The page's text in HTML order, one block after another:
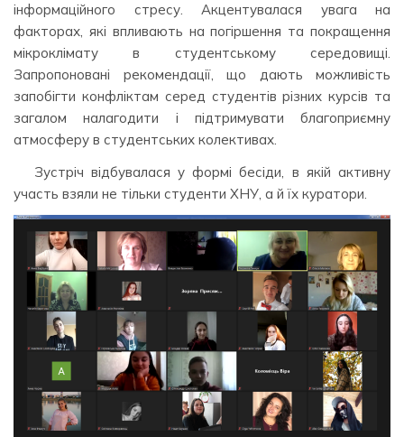
інформаційного стресу. Акцентувалася увага на
факторах, які впливають на погіршення та покращення
мікроклімату в студентському середовищі.
Запропоновані рекомендації, що дають можливість
запобігти конфліктам серед студентів різних курсів та
загалом налагодити і підтримувати благоприємну
атмосферу в студентських колективах.
Зустріч відбувалася у формі бесіди, в якій активну
участь взяли не тільки студенти ХНУ, а й їх куратори.